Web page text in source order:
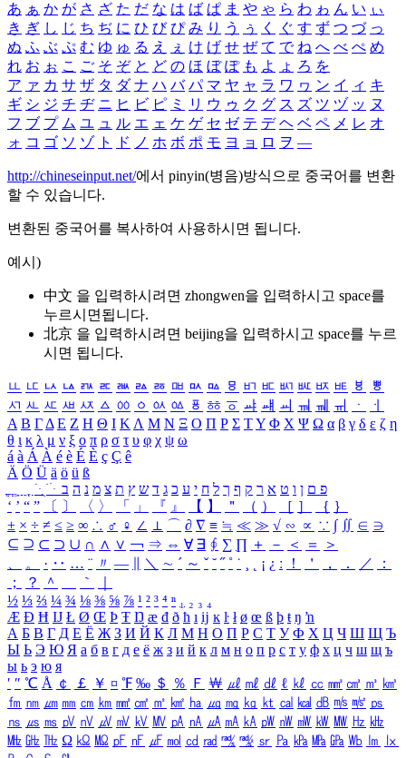
あ ぁ か が さ ざ た だ な は ば ぱ ま や ゃ ら わ ゎ ん い ぃ
き ぎ し じ ち ぢ に ひ び ぴ み り う ぅ く ぐ す ず つ づ っ
ぬ ふ ぶ ぷ む ゆ ゅ る え ぇ け げ せ ぜ て で ね へ べ ぺ め
れ お ぉ こ ご そ ぞ と ど の ほ ぼ ぽ も よ ょ ろ を
ア ァ カ サ ザ タ ダ ナ ハ バ パ マ ヤ ャ ラ ワ ヮ ン イ ィ キ
ギ シ ジ チ ヂ ニ ヒ ビ ピ ミ リ ウ ゥ ク グ ス ズ ツ ヅ ッ ヌ
フ ブ プ ム ユ ュ ル エ ェ ケ ゲ セ ゼ テ デ ヘ ベ ペ メ レ オ
ォ コ ゴ ソ ゾ ト ド ノ ホ ボ ポ モ ヨ ョ ロ ヲ ―
http://chineseinput.net/에서 pinyin(병음)방식으로 중국어를 변환
할 수 있습니다.
변환된 중국어를 복사하여 사용하시면 됩니다.
예시)
中文 을 입력하시려면 zhongwen을 입력하시고 space를
누르시면됩니다.
北京 을 입력하시려면 beijing을 입력하시고 space를 누르
시면 됩니다.
ㅥ ㅦ ㅧ ㅨ ㅩ ㅪ ㅫ ㅬ ㅭ ㅮ ㅯ ㅰ ㅱ ㅲ ㅳ ㅴ ㅵ ㅶ ㅷ ㅸ
ㅹ
ㅺ ㅻ ㅼ ㅽ ㅾ ㅿ ㆀ ㆁ ㆂ ㆃ ㆄ ㆅ ㆆ ㆇ ㆈ ㆉ ㆊ ㆋ ㆌ ㆍ
ㆎ
Α Β ΓΔ Ε Ζ Η Θ Ι ΚΛ Μ Ν Ξ Ο Π Ρ Σ ΤΥ Φ Χ Ψ Ω α β γ δ ε ζ η
θ ι κ λ μ ν ξ ο π ρ σ τ υ φ χ ψ ω
á à Á À é è É È ç Ç ê
Ä Ö Ü ä ö ü ß
ִֶֹ ֻּ ׁׂ פ ם ן ו ט א ר ק ף ך ל ח י ע כ ג ד ש ץ ת צ מ נ ה ב
‘ ’ “ ” 〔 〕 〈 〉 「 」 『 』 【 】 ＂ （ ） ［ ］ ｛ ｝
± × ÷ ≠ ≤ ≥ ∞ ∴ ♂ ♀ ∠ ⊥ ⌒ ∂ ∇ ≡ ≒ ≪ ≫ √ ∽ ∝ ∵ ∫ ∬ ∈ ∋
⊆ ⊇ ⊂ ⊃ ∪ ∩ ∧ ∨ ￢ ⇒ ⇔ ∀ ∃ ∮ ∑ ∏ ＋ － ＜ ＝
＞
、
。 · ‥ … ¨ 〃 ― ＼ ∼ ´ ～ ˇ ˘ ˝ ˚ ˙ ¸ ¡ ¿ ː ！ ＇ ， ． ／
：
；
？ ＾ ｀
½ ⅓ ⅔ ¼ ¾ ⅛ ⅜ ⅝ ⅞ ¹ ² ³ ⁴ ⁿ ₁ ₂ ₃ ₄
Æ Ð Ħ Ĳ Ł Ø Œ Þ Ŧ Ŋ æ đ ð ħ ı ĳ ĸ ŀ ł ø œ ß þ ŧ ŋ ŉ
А Б В Г Д Е Ё Ж З И Й К Л М Н О П Р С Т У Ф Х Ц Ч Ш Щ Ъ
Ы Ь Э Ю Я а б в г д е ё ж з и й к л м н о п р с т у ф х ц ч ш щ ъ
ы ь э ю я
′ ″ ℃ Å ￠ ￡ ￥ ¤ ℉ ‰ ＄ ％ Ｆ ￦ ㎕ ㎖ ㎗ ℓ ㎘ ㏄ ㎣ ㎤ ㎥ ㎦
㎙ ㎚ ㎛ ㎜ ㎝ ㎞ ㎟ ㎠ ㎡ ㎢ ㏊ ㎍ ㎎ ㎏ ㏏ ㎈ ㎉ ㏈ ㎧ ㎨ ㎰
㎱ ㎲ ㎳ ㎴ ㎵ ㎶ ㎷ ㎸ ㎹ ㎀ ㎁ ㎂ ㎃ ㎄ ㎺ ㎻ ㎽ ㎾ ㎿ ㎐ ㎑
㎒ ㎓ ㎔ Ω ㏀ ㏁ ㎊ ㎋ ㎌ ㏖ ㏅ ㎭ ㎮ ㎯ ㏛ ㎩ ㎪ ㎫ ㎬ ㏝ ㏐
㏓